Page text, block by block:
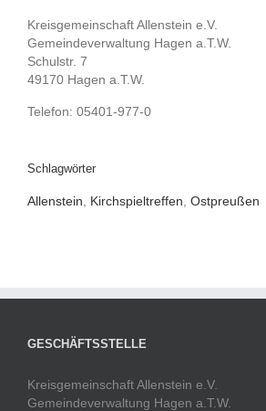
Kreisgemeinschaft Allenstein e.V.
Gemeindeverwaltung Hagen a.T.W.
Schulstr. 7
49170 Hagen a.T.W.
Telefon: 05401-977-0
Schlagwörter
Allenstein Kirchspieltreffen Ostpreußen
GESCHÄFTSSTELLE
Kreisgemeinschaft Allenstein e.V.
Gemeindeverwaltung Hagen a.T.W.